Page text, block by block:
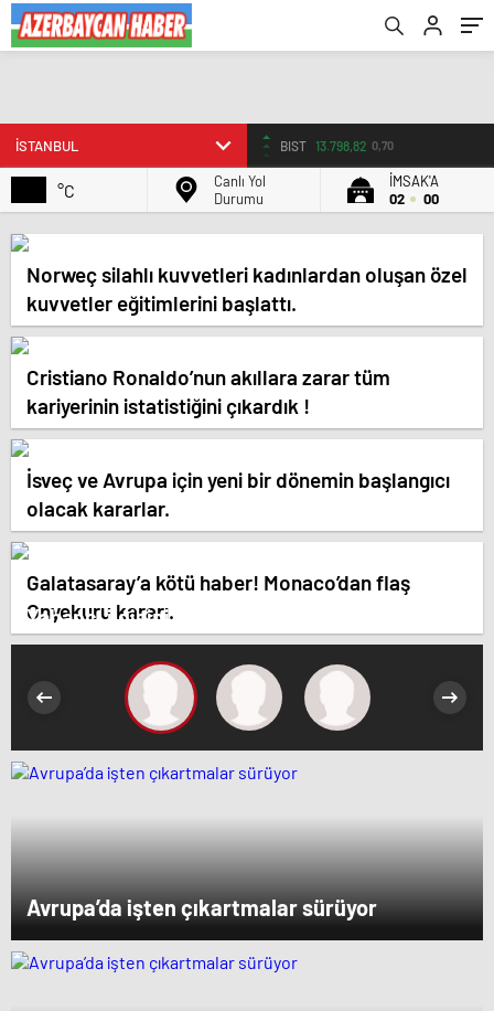
BIST 13.798,82 0,70
°C
Canlı Yol
Durumu
İMSAK'A
02
00
Norweç silahlı kuvvetleri kadınlardan oluşan özel
kuvvetler eğitimlerini başlattı.
Cristiano Ronaldo’nun akıllara zarar tüm
kariyerinin istatistiğini çıkardık !
İsveç ve Avrupa için yeni bir dönemin başlangıcı
olacak kararlar.
Galatasaray’a kötü haber! Monaco’dan flaş
Onyekuru kararı.
Yabancı ilgisini üzerine çeken yerli hisseler
Avrupa’da işten çıkartmalar sürüyor